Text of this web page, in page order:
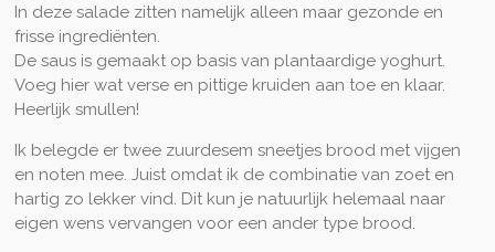
In deze salade zitten namelijk alleen maar gezonde en
frisse ingrediënten.
De saus is gemaakt op basis van plantaardige yoghurt.
Voeg hier wat verse en pittige kruiden aan toe en klaar.
Heerlijk smullen!
Ik belegde er twee zuurdesem sneetjes brood met vijgen
en noten mee. Juist omdat ik de combinatie van zoet en
hartig zo lekker vind. Dit kun je natuurlijk helemaal naar
eigen wens vervangen voor een ander type brood.